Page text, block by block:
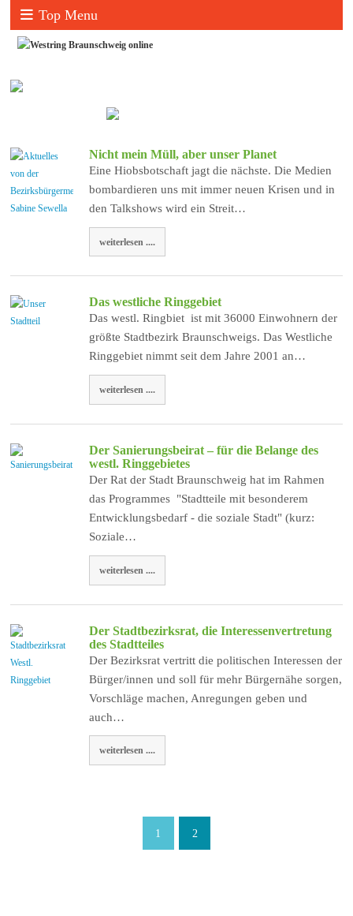
Top Menu
Nicht mein Müll, aber unser Planet
Eine Hiobsbotschaft jagt die nächste. Die Medien
bombardieren uns mit immer neuen Krisen und in
den Talkshows wird ein Streit…
weiterlesen ....
Das westliche Ringgebiet
Das westl. Ringbiet ist mit 36000 Einwohnern der
größte Stadtbezirk Braunschweigs. Das Westliche
Ringgebiet nimmt seit dem Jahre 2001 an…
weiterlesen ....
Der Sanierungsbeirat – für die Belange des
westl. Ringgebietes
Der Rat der Stadt Braunschweig hat im Rahmen
das Programmes "Stadtteile mit besonderem
Entwicklungsbedarf - die soziale Stadt" (kurz:
Soziale…
weiterlesen ....
Der Stadtbezirksrat, die Interessenvertretung
des Stadtteiles
Der Bezirksrat vertritt die politischen Interessen der
Bürger/innen und soll für mehr Bürgernähe sorgen,
Vorschläge machen, Anregungen geben und
auch…
weiterlesen ....
1 2